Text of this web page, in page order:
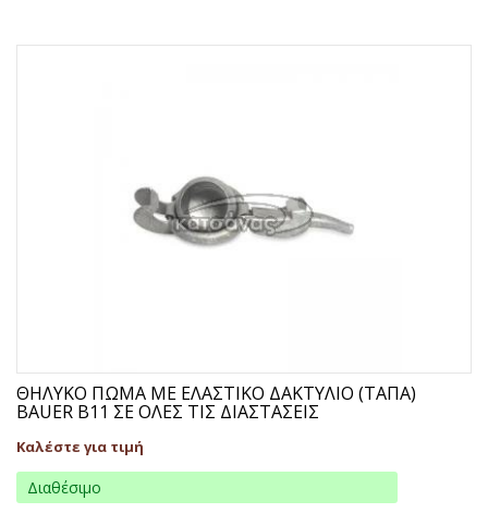
ΘΗΛΥΚΟ ΠΩΜΑ ΜΕ ΕΛΑΣΤΙΚΟ ΔΑΚΤΥΛΙΟ (ΤΑΠΑ)
BAUER B11 ΣΕ ΟΛΕΣ ΤΙΣ ΔΙΑΣΤΑΣΕΙΣ
Καλέστε για τιμή
Διαθέσιμο